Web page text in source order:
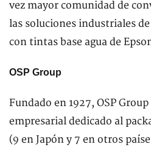
vez mayor comunidad de
las soluciones industriales
con tintas base agua de
OSP Group
Fundado en 1927, OSP
empresarial dedicado al
(9 en Japón y 7 en otros